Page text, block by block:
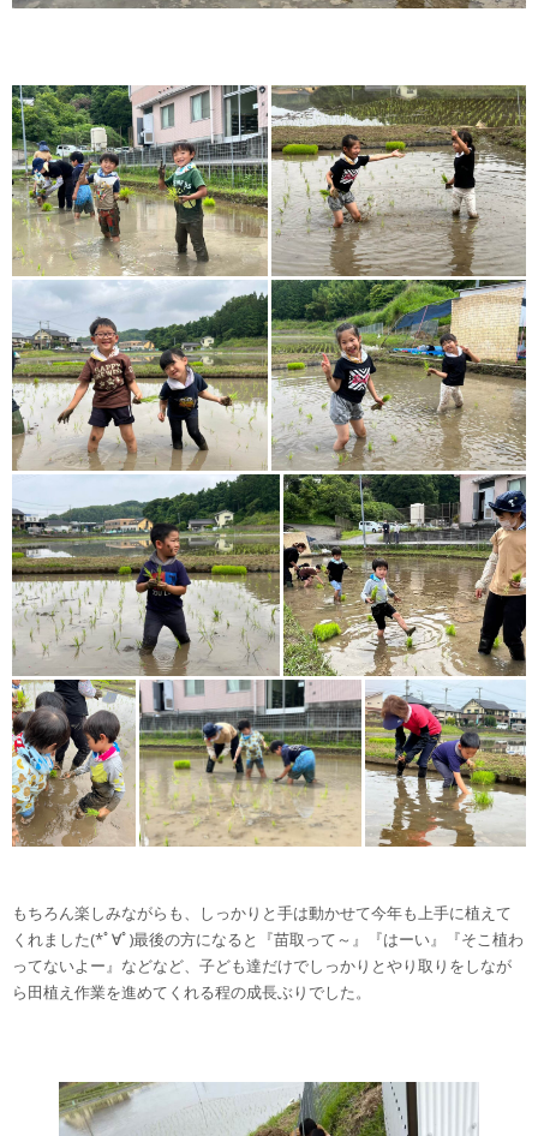
もちろん楽しみながらも、しっかりと手は動かせて今年も上手に植えて
くれました(*ﾟ∀ﾟ)最後の方になると『苗取って～』『はーい』『そこ植わ
ってないよー』などなど、子ども達だけでしっかりとやり取りをしなが
ら田植え作業を進めてくれる程の成長ぶりでした。